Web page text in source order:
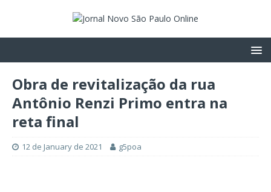
Obra de revitalização da rua
Antônio Renzi Primo entra na
reta final
12 de January de 2021 g5poa